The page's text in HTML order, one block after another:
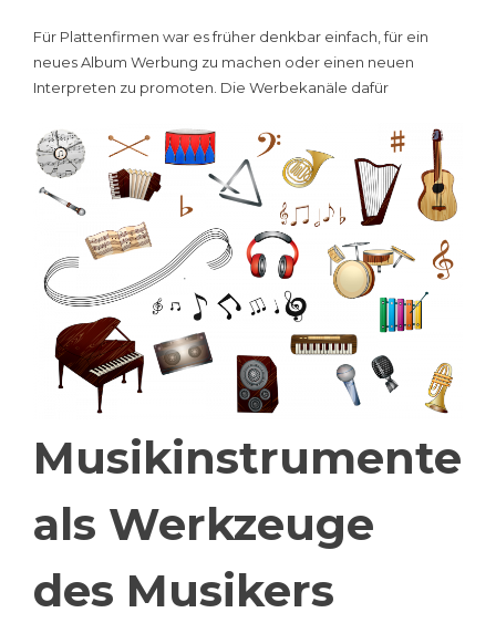
Für Plattenfirmen war es früher denkbar einfach, für ein
neues Album Werbung zu machen oder einen neuen
Interpreten zu promoten. Die Werbekanäle dafür
Musikinstrumente
als Werkzeuge
des Musikers